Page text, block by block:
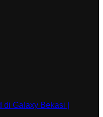
Galaxy Bekasi |